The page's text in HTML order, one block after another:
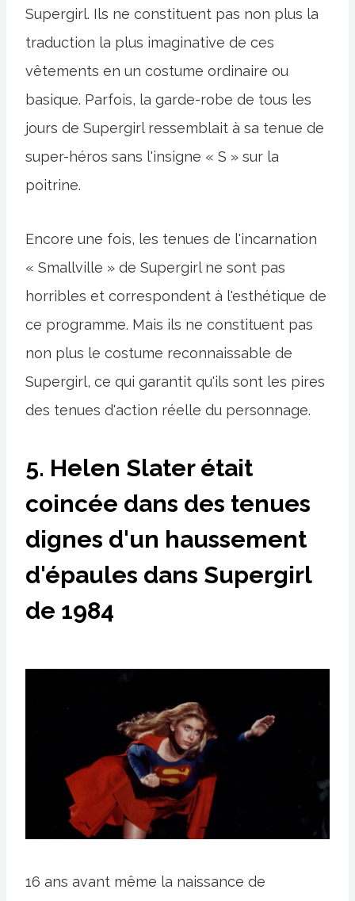
Supergirl. Ils ne constituent pas non plus la
traduction la plus imaginative de ces
vêtements en un costume ordinaire ou
basique. Parfois, la garde-robe de tous les
jours de Supergirl ressemblait à sa tenue de
super-héros sans l'insigne « S » sur la
poitrine.
Encore une fois, les tenues de l'incarnation
« Smallville » de Supergirl ne sont pas
horribles et correspondent à l'esthétique de
ce programme. Mais ils ne constituent pas
non plus le costume reconnaissable de
Supergirl, ce qui garantit qu'ils sont les pires
des tenues d'action réelle du personnage.
5. Helen Slater était
coincée dans des tenues
dignes d'un haussement
d'épaules dans Supergirl
de 1984
16 ans avant même la naissance de